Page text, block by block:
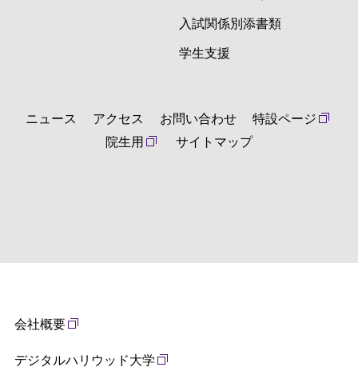
入試関係別添書類
学生支援
ニュース アクセス お問い合わせ
特設ページ
院生用
サイトマップ
会社概要
デジタルハリウッド大学